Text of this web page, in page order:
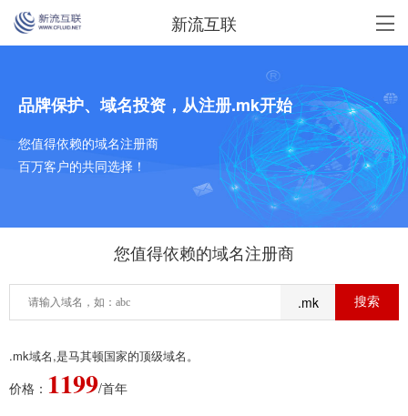
新流互联
品牌保护、域名投资，从注册.mk开始
您值得依赖的域名注册商
百万客户的共同选择！
您值得依赖的域名注册商
.mk
.mk域名,是马其顿国家的顶级域名。
价格： 1199/首年